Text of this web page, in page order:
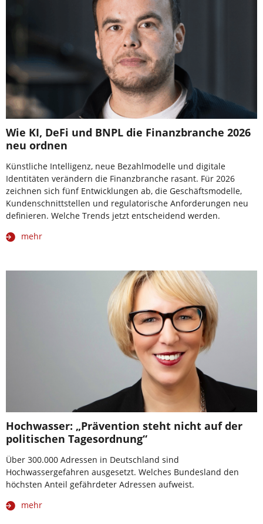
Wie KI, DeFi und BNPL die Finanzbranche 2026
neu ordnen
Künstliche Intelligenz, neue Bezahlmodelle und digitale
Identitäten verändern die Finanzbranche rasant. Für 2026
zeichnen sich fünf Entwicklungen ab, die Geschäftsmodelle,
Kundenschnittstellen und regulatorische Anforderungen neu
definieren. Welche Trends jetzt entscheidend werden.
mehr
Hochwasser: „Prävention steht nicht auf der
politischen Tagesordnung“
Über 300.000 Adressen in Deutschland sind
Hochwassergefahren ausgesetzt. Welches Bundesland den
höchsten Anteil gefährdeter Adressen aufweist.
mehr